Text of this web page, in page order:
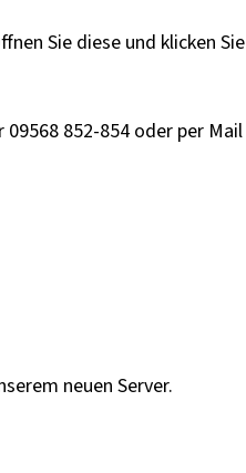
Sie diese und klicken Sie
852-854 oder per Mail
neuen Server.